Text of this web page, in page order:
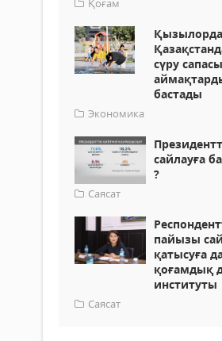
Қоғам
Қызылорда
сүру
бастады
Экономика
сайлауға
?
Саясат
пайызы
қатысуға
қоғамдық
институты
Саясат